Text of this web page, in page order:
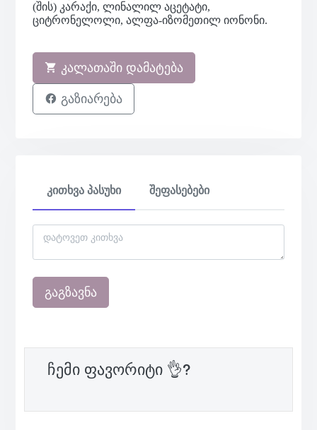
(შის) კარაქი, ლინალილ აცეტატი,
ციტრონელოლი, ალფა-იზომეთილ იონონი.
კალათაში დამატება
გაზიარება
კითხვა პასუხი შეფასებები
გაგზავნა
ჩემი ფავორიტი 👌?